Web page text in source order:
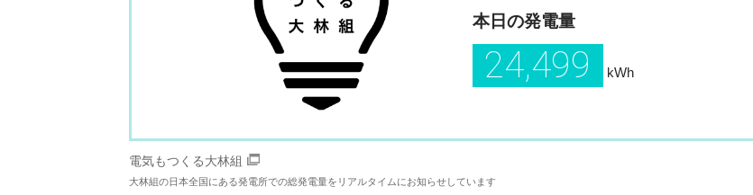
本日の発電量
24,499 kWh
電気もつくる大林組
大林組の日本全国にある発電所での総発電量をリアルタイムにお知らせしています